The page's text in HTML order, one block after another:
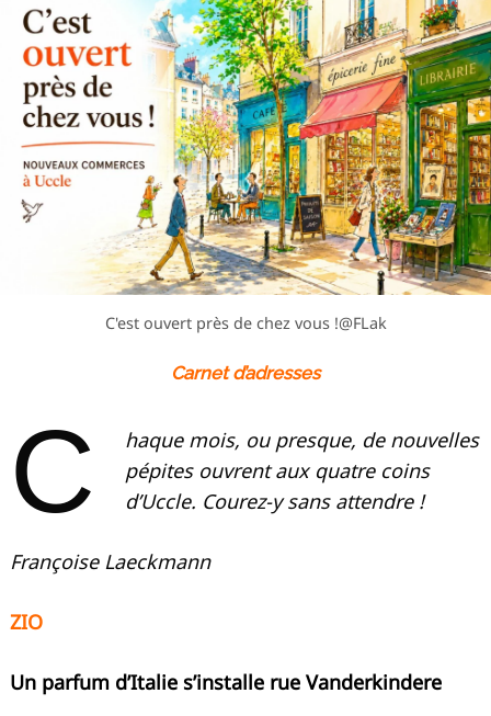
C'est ouvert près de chez vous !@FLak
Carnet d’adresses
C
haque mois, ou presque, de nouvelles
pépites ouvrent aux quatre coins
d’Uccle. Courez-y sans attendre !
Françoise Laeckmann
ZIO
Un parfum d’Italie s’installe rue Vanderkindere